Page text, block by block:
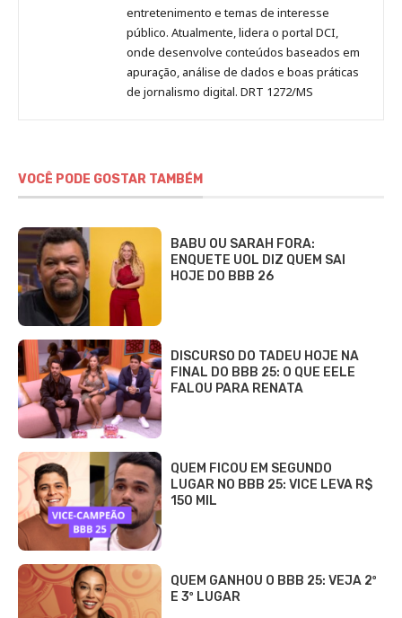
entretenimento e temas de interesse
público. Atualmente, lidera o portal DCI,
onde desenvolve conteúdos baseados em
apuração, análise de dados e boas práticas
de jornalismo digital. DRT 1272/MS
VOCÊ PODE GOSTAR TAMBÉM
BABU OU SARAH FORA:
ENQUETE UOL DIZ QUEM SAI
HOJE DO BBB 26
DISCURSO DO TADEU HOJE NA
FINAL DO BBB 25: O QUE EELE
FALOU PARA RENATA
QUEM FICOU EM SEGUNDO
LUGAR NO BBB 25: VICE LEVA R$
150 MIL
QUEM GANHOU O BBB 25: VEJA 2º
E 3º LUGAR